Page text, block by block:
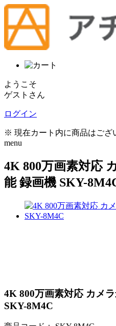
ようこそ
ゲストさん
ログイン
※ 現在カート内に商品はござ
menu
4K 800万画素対応
能 録画機 SKY-
4K 800万画素対応 カメ
SKY-8M4C